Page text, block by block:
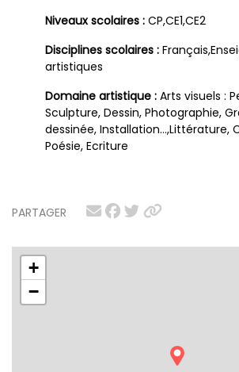
PARTAGER
+
−
Niveaux scolaires : CP,CE1,CE2
Disciplines scolaires :
artistiques
Domaine artistique : Arts visuels :
Sculpture, Dessin, Photographie,
dessinée, Installation…,Littérature,
Poésie, Ecriture